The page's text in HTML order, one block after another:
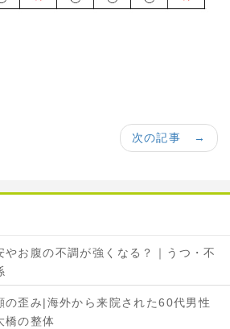
次の記事 →
やお腹の不調が強くなる？｜うつ・不
の歪み|海外から来院された60代男性
橋の整体